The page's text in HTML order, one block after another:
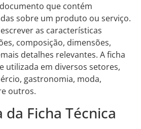
que contém
sobre um produto ou serviço.
as características
composição, dimensões,
detalhes relevantes. A ficha
utilizada em diversos setores,
gastronomia, moda,
outros.
Ficha Técnica